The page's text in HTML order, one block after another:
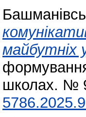
майбутніх
формування
школах. №